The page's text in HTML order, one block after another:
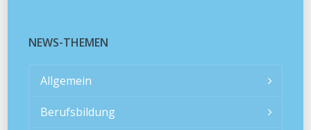
NEWS-THEMEN
Allgemein
Berufsbildung